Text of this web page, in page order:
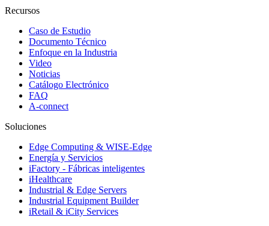
Recursos
Caso de Estudio
Documento Técnico
Enfoque en la Industria
Video
Noticias
Catálogo Electrónico
FAQ
A-connect
Soluciones
Edge Computing & WISE-Edge
Energía y Servicios
iFactory - Fábricas inteligentes
iHealthcare
Industrial & Edge Servers
Industrial Equipment Builder
iRetail & iCity Services